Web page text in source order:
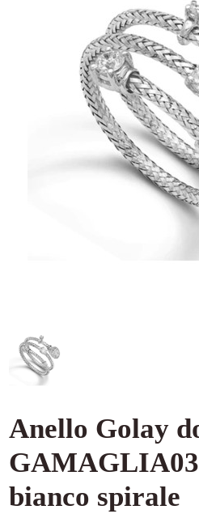
Anello Golay
bianco spirale